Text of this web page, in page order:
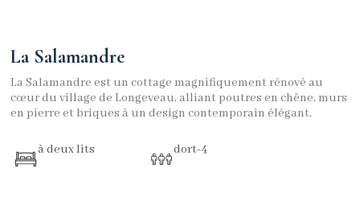
La Salamandre
La Salamandre est un cottage magnifiquement rénové au
cœur du village de Longeveau, alliant poutres en chêne, murs
en pierre et briques à un design contemporain élégant.
à deux lits dort-4